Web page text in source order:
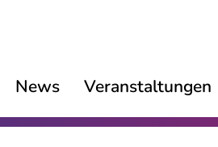
News Veranstaltungen